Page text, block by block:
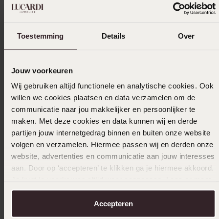
Toestemming Details Over
Jouw voorkeuren
Wij gebruiken altijd functionele en analytische cookies. Ook
willen we cookies plaatsen en data verzamelen om de
communicatie naar jou makkelijker en persoonlijker te
maken. Met deze cookies en data kunnen wij en derde
partijen jouw internetgedrag binnen en buiten onze website
volgen en verzamelen. Hiermee passen wij en derden onze
website, advertenties en communicatie aan jouw interesses
aan. Door op ‘accepteren’ te klikken ga je hiermee akkoord.
over in onscookiebeleid.
Accepteren